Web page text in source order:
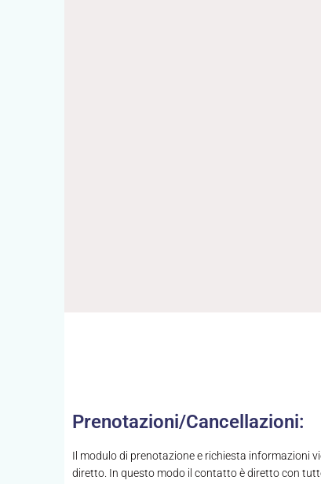
Prenotazioni/Cancellazioni:
Il modulo di prenotazione e richiesta informazioni
diretto. In questo modo il contatto è diretto con